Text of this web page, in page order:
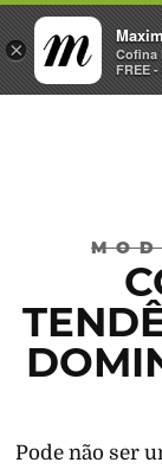
×
Cofina
FREE
Pode não ser